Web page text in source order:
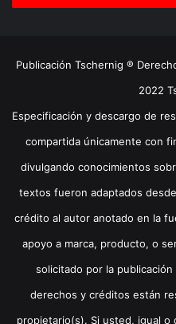
Publicación Tschernig ®
2022
Especificación y descargo de
compartida únicamente con
divulgando conocimientos
textos fueron adaptados
crédito al autor anotado en la
apoyo a marca, producto, o
solicitado por la
derechos y créditos están
propietario(s). Si usted, igual o